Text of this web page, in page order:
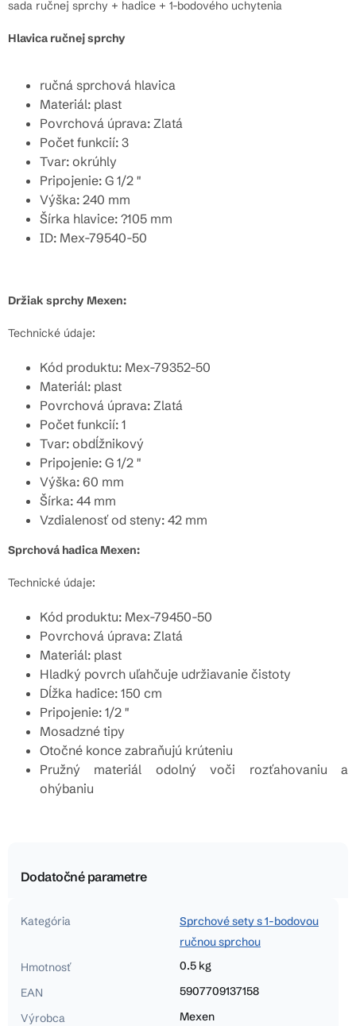
sada ručnej sprchy + hadice + 1-bodového uchytenia
Hlavica ručnej sprchy
ručná sprchová hlavica
Materiál: plast
Povrchová úprava: Zlatá
Počet funkcií: 3
Tvar: okrúhly
Pripojenie: G 1/2 "
Výška: 240 mm
Šírka hlavice: ?105 mm
ID: Mex-79540-50
Držiak sprchy Mexen:
Technické údaje:
Kód produktu: Mex-79352-50
Materiál: plast
Povrchová úprava: Zlatá
Počet funkcií: 1
Tvar: obdĺžnikový
Pripojenie: G 1/2 "
Výška: 60 mm
Šírka: 44 mm
Vzdialenosť od steny: 42 mm
Sprchová hadica Mexen:
Technické údaje:
Kód produktu: Mex-79450-50
Povrchová úprava: Zlatá
Materiál: plast
Hladký povrch uľahčuje udržiavanie čistoty
Dĺžka hadice: 150 cm
Pripojenie: 1/2 "
Mosadzné tipy
Otočné konce zabraňujú krúteniu
Pružný materiál odolný voči rozťahovaniu a
ohýbaniu
Dodatočné parametre
Kategória
Sprchové sety s 1-bodovou
ručnou sprchou
Hmotnosť
0.5 kg
EAN
5907709137158
Výrobca
Mexen